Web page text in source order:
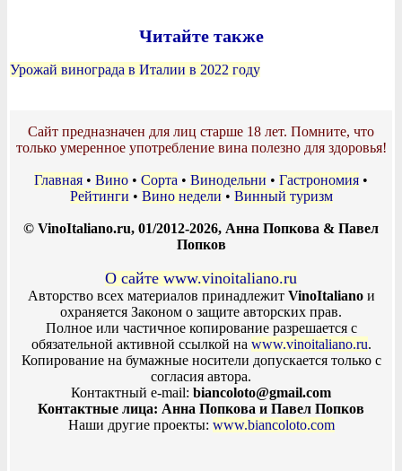
Читайте также
Урожай винограда в Италии в 2022 году
Сайт предназначен для лиц старше 18 лет. Помните, что
только умеренное употребление вина полезно для здоровья!
Главная • Вино • Сорта • Винодельни • Гастрономия •
Рейтинги • Вино недели • Винный туризм
© VinoItaliano.ru, 01/2012-2026, Анна Попкова & Павел
Попков
О сайте www.vinoitaliano.ru
Авторство всех материалов принадлежит VinoItalianoи
охраняется Законом о защите авторских прав.
Полное или частичное копирование разрешается с
обязательной активной ссылкой на www.vinoitaliano.ru.
Копирование на бумажные носители допускается только с
согласия автора.
Контактный e-mail: biancoloto@gmail.com
Контактные лица: Анна Попкова и Павел Попков
Наши другие проекты: www.biancoloto.com